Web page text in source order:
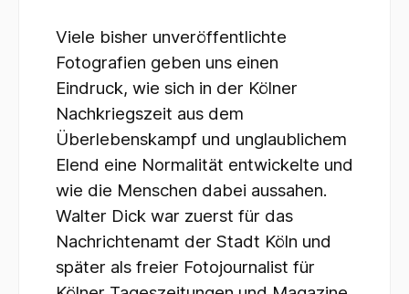
Viele bisher unveröffentlichte
Fotografien geben uns einen
Eindruck, wie sich in der Kölner
Nachkriegszeit aus dem
Überlebenskampf und unglaublichem
Elend eine Normalität entwickelte und
wie die Menschen dabei aussahen.
Walter Dick war zuerst für das
Nachrichtenamt der Stadt Köln und
später als freier Fotojournalist für